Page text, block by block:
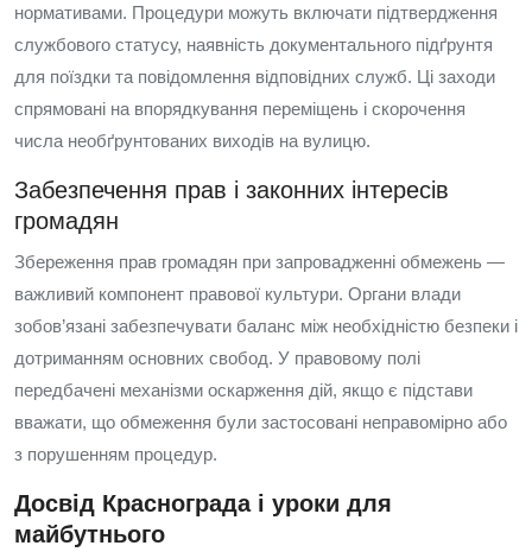
нормативами. Процедури можуть включати підтвердження
службового статусу, наявність документального підґрунтя
для поїздки та повідомлення відповідних служб. Ці заходи
спрямовані на впорядкування переміщень і скорочення
числа необґрунтованих виходів на вулицю.
Забезпечення прав і законних інтересів
громадян
Збереження прав громадян при запровадженні обмежень —
важливий компонент правової культури. Органи влади
зобов’язані забезпечувати баланс між необхідністю безпеки і
дотриманням основних свобод. У правовому полі
передбачені механізми оскарження дій, якщо є підстави
вважати, що обмеження були застосовані неправомірно або
з порушенням процедур.
Досвід Краснограда і уроки для
майбутнього